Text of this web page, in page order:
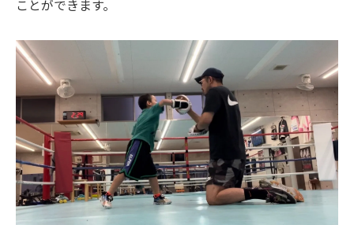
シニアに適したトレーニングメニュー
シニア向けのトレーニング施設の紹介
ルーポファイティングジムのシニアサポー
ト
シニアがジムを楽しむためのポイント
今日から始めるトレーニングライフ
トレーニングを始めるための準備
初心者が陥りがちなミスとその対策
ことができます。